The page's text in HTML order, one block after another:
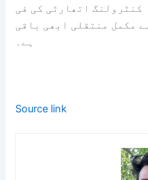
کنٹرولنگ اتھارٹی کی فی
مکمل منتقلی ابھی باقی
ہے۔
Source link